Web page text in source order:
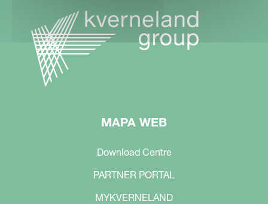
MAPA WEB
Download Centre
PARTNER PORTAL
MYKVERNELAND